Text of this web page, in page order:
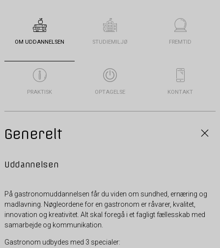
OM UDDANNELSEN STUDIEMILJØ FREMTID
PRAKTISK OPTAGELSE KONTAKT
Generelt
Uddannelsen
På gastronomuddannelsen får du viden om sundhed, ernæring og
madlavning. Nøgleordene for en gastronom er råvarer, kvalitet,
innovation og kreativitet. Alt skal foregå i et fagligt fællesskab med
samarbejde og kommunikation.
Gastronom udbydes med 3 specialer: